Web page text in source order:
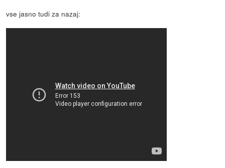
vse jasno tudi za nazaj: